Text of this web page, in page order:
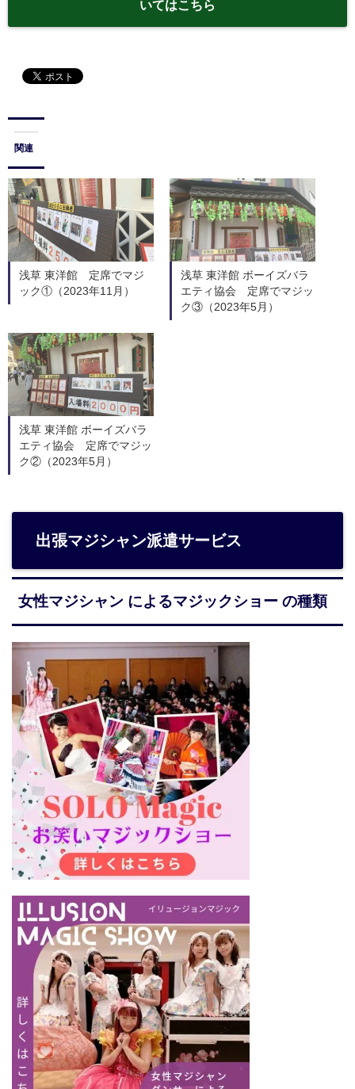
いてはこちら
関連
浅草 東洋館 定席でマジ
ック①（2023年11月）
浅草 東洋館 ボーイズバラ
エティ協会 定席でマジッ
ク③（2023年5月）
浅草 東洋館 ボーイズバラ
エティ協会 定席でマジッ
ク②（2023年5月）
出張マジシャン派遣サービス
女性マジシャン によるマジックショー の種類